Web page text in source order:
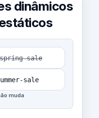
dinâmicos
spring-sale
sale
muda